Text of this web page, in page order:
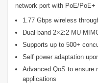
network port with PoE/PoE+
1.77 Gbps wireless
Dual-band 2×2:2 MU-
Supports up to 500+
Self power adaptation
Advanced QoS to ensure
applications